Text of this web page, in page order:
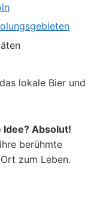
lokale Bier und
Idee? Absolut!
berühmte
zum Leben.